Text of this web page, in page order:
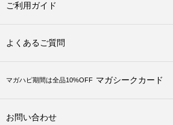
ご利用ガイド
よくあるご質問
マガハピ期間は全品10%OFF マガシークカード
お問い合わせ